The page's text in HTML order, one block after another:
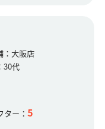
大阪店
30代
ター： 5